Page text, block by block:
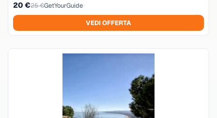
20 €25 €GetYourGuide
VEDI OFFERTA